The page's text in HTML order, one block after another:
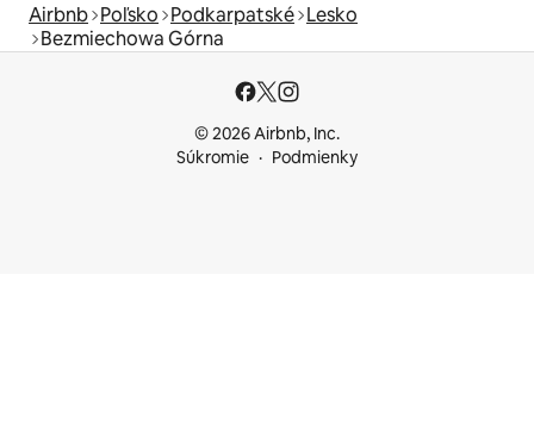
Airbnb Poľsko Podkarpatské Lesko
Bezmiechowa Górna
© 2026 Airbnb, Inc.
Súkromie
Podmienky